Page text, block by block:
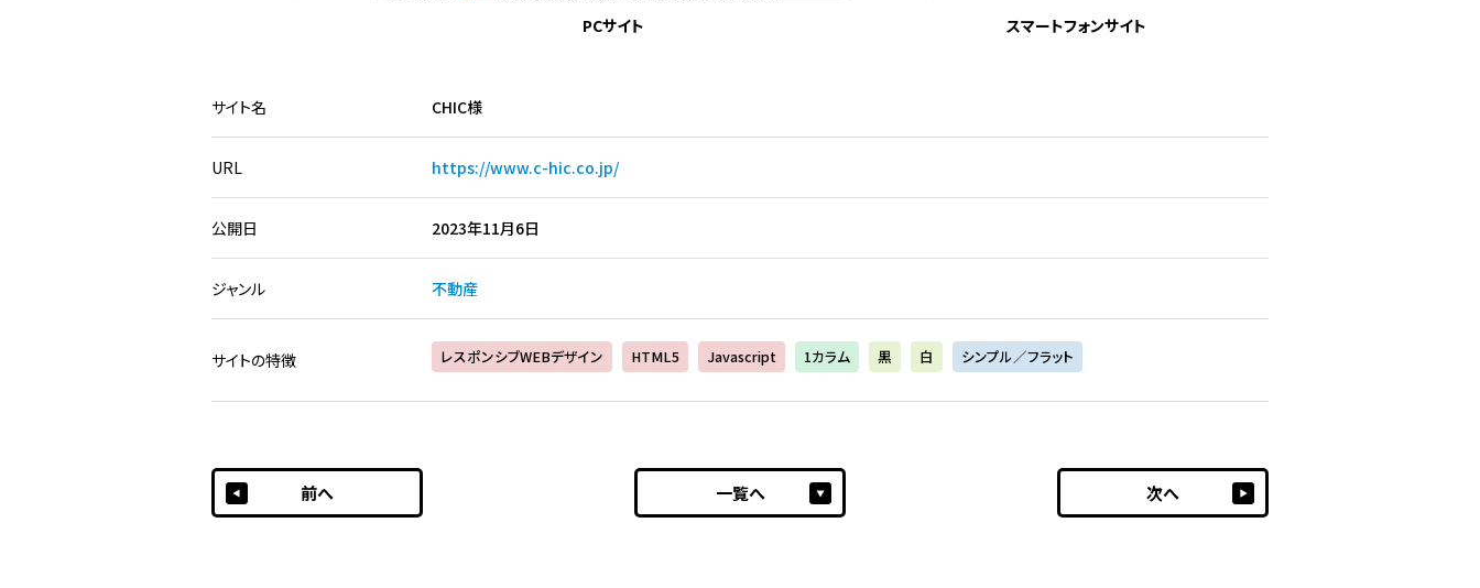
PCサイト スマートフォンサイト
サイト名 CHIC様
URL https://www.c-hic.co.jp/
公開日 2023年11月6日
ジャンル 不動産
サイトの特徴 レスポンシブWEBデザイン HTML5 Javascript 1カラム 黒 白 シンプル／フラット
前へ 一覧へ 次へ